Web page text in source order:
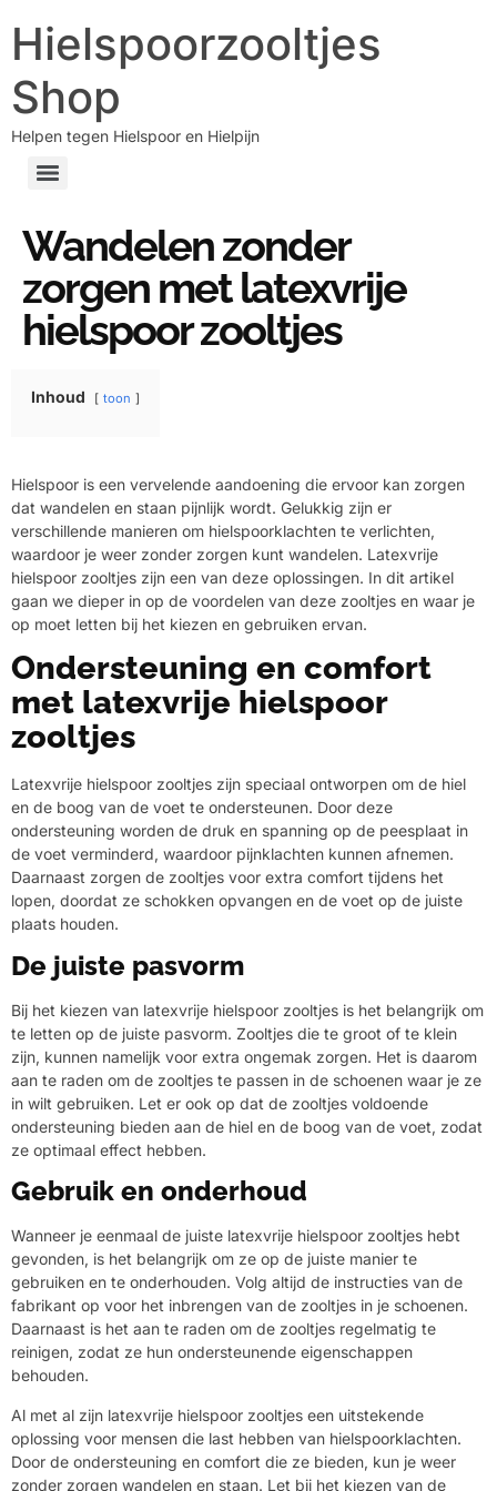
Hielspoorzooltjes
Shop
Helpen tegen Hielspoor en Hielpijn
Wandelen zonder
zorgen met latexvrije
hielspoor zooltjes
Inhoud toon
Hielspoor is een vervelende aandoening die ervoor kan zorgen
dat wandelen en staan pijnlijk wordt. Gelukkig zijn er
verschillende manieren om hielspoorklachten te verlichten,
waardoor je weer zonder zorgen kunt wandelen. Latexvrije
hielspoor zooltjes zijn een van deze oplossingen. In dit artikel
gaan we dieper in op de voordelen van deze zooltjes en waar je
op moet letten bij het kiezen en gebruiken ervan.
Ondersteuning en comfort
met latexvrije hielspoor
zooltjes
Latexvrije hielspoor zooltjes zijn speciaal ontworpen om de hiel
en de boog van de voet te ondersteunen. Door deze
ondersteuning worden de druk en spanning op de peesplaat in
de voet verminderd, waardoor pijnklachten kunnen afnemen.
Daarnaast zorgen de zooltjes voor extra comfort tijdens het
lopen, doordat ze schokken opvangen en de voet op de juiste
plaats houden.
De juiste pasvorm
Bij het kiezen van latexvrije hielspoor zooltjes is het belangrijk om
te letten op de juiste pasvorm. Zooltjes die te groot of te klein
zijn, kunnen namelijk voor extra ongemak zorgen. Het is daarom
aan te raden om de zooltjes te passen in de schoenen waar je ze
in wilt gebruiken. Let er ook op dat de zooltjes voldoende
ondersteuning bieden aan de hiel en de boog van de voet, zodat
ze optimaal effect hebben.
Gebruik en onderhoud
Wanneer je eenmaal de juiste latexvrije hielspoor zooltjes hebt
gevonden, is het belangrijk om ze op de juiste manier te
gebruiken en te onderhouden. Volg altijd de instructies van de
fabrikant op voor het inbrengen van de zooltjes in je schoenen.
Daarnaast is het aan te raden om de zooltjes regelmatig te
reinigen, zodat ze hun ondersteunende eigenschappen
behouden.
Al met al zijn latexvrije hielspoor zooltjes een uitstekende
oplossing voor mensen die last hebben van hielspoorklachten.
Door de ondersteuning en comfort die ze bieden, kun je weer
zonder zorgen wandelen en staan. Let bij het kiezen van de